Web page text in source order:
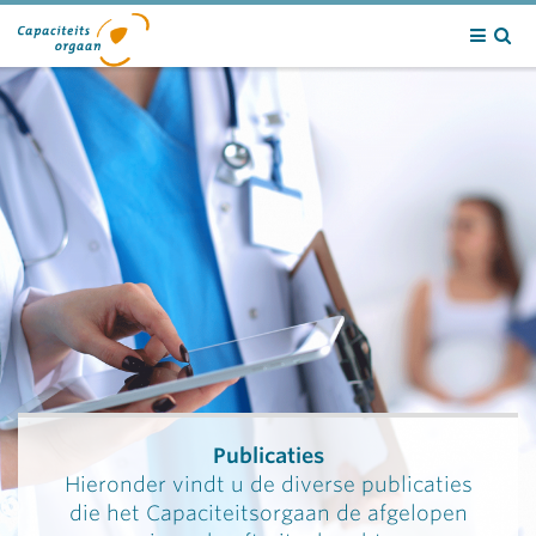
Publicaties
Hieronder vindt u de diverse publicaties
die het Capaciteitsorgaan de afgelopen